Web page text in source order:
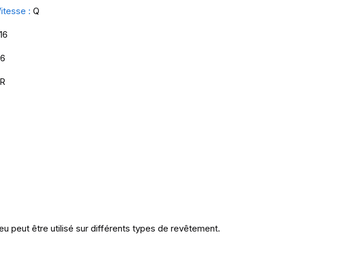
: Q
16
R
peut être utilisé sur différents types de revêtement.